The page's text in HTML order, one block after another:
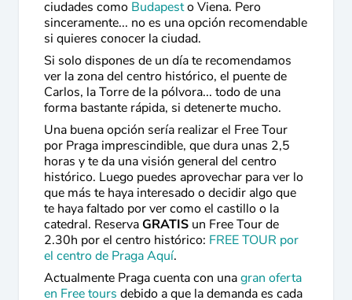
ciudades como Budapesto Viena. Pero
sinceramente... no es una opción recomendable
si quieres conocer la ciudad.
Si solo dispones de un día te recomendamos
ver la zona del centro histórico, el puente de
Carlos, la Torre de la pólvora... todo de una
forma bastante rápida, si detenerte mucho.
Una buena opción sería realizar el Free Tour
por Praga imprescindible, que dura unas 2,5
horas y te da una visión general del centro
histórico. Luego puedes aprovechar para ver lo
que más te haya interesado o decidir algo que
te haya faltado por ver como el castillo o la
catedral. ReservaGRATIS un Free Tour de
2.30h por el centro histórico: FREE TOUR por
el centro de Praga Aquí.
Actualmente Praga cuenta con unagran oferta
en Free tours debido a que la demanda es cada